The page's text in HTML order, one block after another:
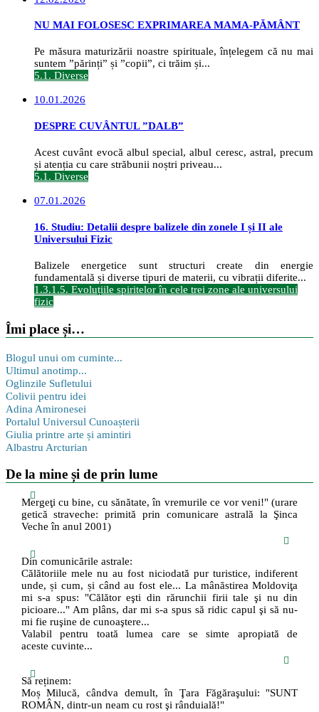
NU MAI FOLOSESC EXPRIMAREA MAMA-PĂMÂNT
Pe măsura maturizării noastre spirituale, înțelegem că nu mai
suntem ”părinți” și ”copii”, ci trăim și...
5.1. Diverse
10.01.2026
DESPRE CUVÂNTUL ”DALB”
Acest cuvânt evocă albul special, albul ceresc, astral, precum
și atenția cu care străbunii noștri priveau...
5.1. Diverse
07.01.2026
16. Studiu: Detalii despre balizele din zonele I și II ale
Universului Fizic
Balizele energetice sunt structuri create din energie
fundamentală și diverse tipuri de materii, cu vibrații diferite...
1.3.1.5. Evoluțiile spiritelor în cele trei zone ale universului
fizic
Îmi place și…
Blogul unui om cuminte...
Ultimul anotimp...
Oglinzile Sufletului
Colivii pentru idei
Adina Amironesei
Portalul Universul Cunoașterii
Giulia printre arte și amintiri
Albastru Arcturian
De la mine și de prin lume
Mergeţi cu bine, cu sănătate, în vremurile ce vor veni!" (urare
getică straveche: primită prin comunicare astrală la Şinca
Veche în anul 2001)
Din comunicările astrale:
Călătoriile mele nu au fost niciodată pur turistice, indiferent
unde, și cum, și când au fost ele... La mânăstirea Moldoviţa
mi s-a spus: "Călător eşti din rărunchii firii tale şi nu din
picioare..." Am plâns, dar mi s-a spus să ridic capul şi să nu-
mi fie ruşine de cunoaştere...
Valabil pentru toată lumea care se simte apropiată de
aceste cuvinte...
Să reținem:
Moș Milucă, cândva demult, în Ţara Făgăraşului: "SUNT
ROMÂN, dintr-un neam cu rost şi rânduială!"